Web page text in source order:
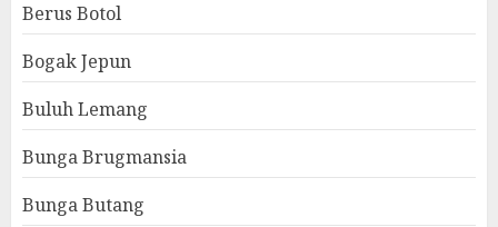
Berus Botol
Bogak Jepun
Buluh Lemang
Bunga Brugmansia
Bunga Butang